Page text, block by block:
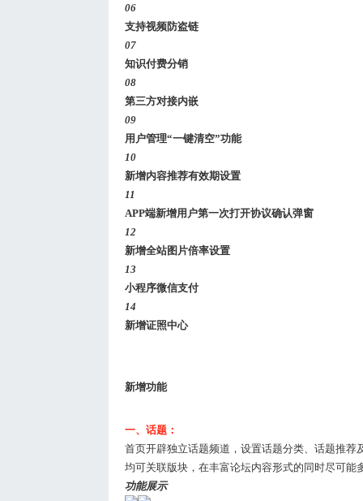
06
支持视频防盗链
07
知识付费分销
08
第三方对接内嵌
09
用户管理“一键清空”功能
10
新增内容推荐有效期设置
11
APP端新增用户第一次打开协议确认弹窗
12
新增全站图片倍率设置
13
小程序微信支付
14
新增证照中心
新增功能
一、话题：
首页开辟独立话题频道，设置话题分类、话题推
均可关联版块，在丰富论坛内容形式的同时尽可能
功能展示